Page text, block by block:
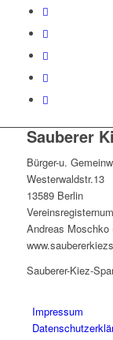
Sauberer
Bürger-u.
Westerwaldstr.13
13589 Berlin
Andreas Moschko
Sauberer-Kiez-
Impressum